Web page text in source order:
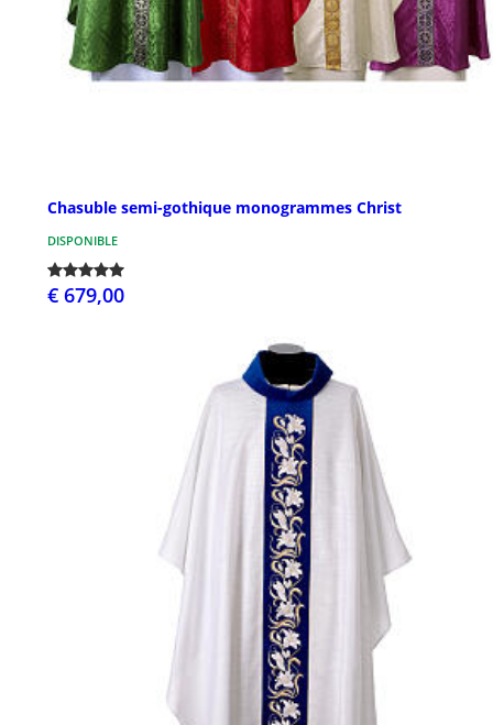
Chasuble semi-gothique monogrammes Christ
DISPONIBLE
€ 679,00